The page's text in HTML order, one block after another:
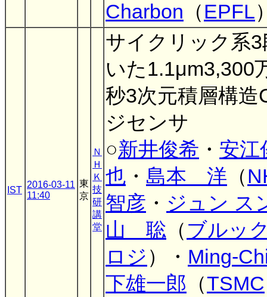
Charbon （EPFL
IST
2016-03-11
11:40
東
京
Ｎ
Ｈ
Ｋ
技
研
講
堂
サイクリック系
いた1.1μm3,300
秒3次元積層構造
ジセンサ
○新井俊希 ・ 安江
也 ・ 島本 洋 （
智彦 ・ ジュン ス
山 聡 （ ブルッ
ロジ ）・ Ming-
下雄一郎 （TSMC